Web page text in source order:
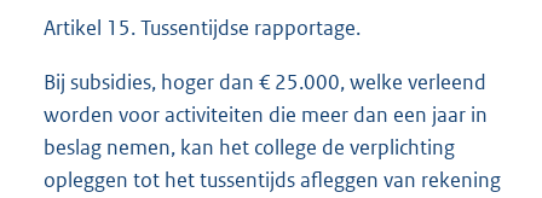
Artikel 15. Tussentijdse rapportage.
Bij subsidies, hoger dan € 25.000, welke verleend
worden voor activiteiten die meer dan een jaar in
beslag nemen, kan het college de verplichting
opleggen tot het tussentijds afleggen van rekening